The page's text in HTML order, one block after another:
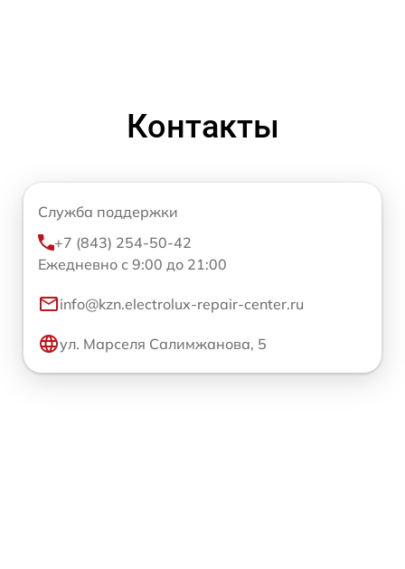
Контакты
Служба поддержки
+7 (843) 254-50-42
Ежедневно с 9:00 до 21:00
info@kzn.electrolux-repair-center.ru
ул. Марселя Салимжанова, 5